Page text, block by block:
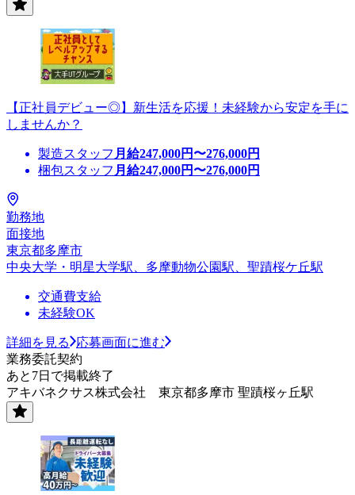
【正社員デビュー◎】新生活を応援！未経験から安定を手に
しませんか？
製造スタッフ 月給247,000円〜276,000円
梱包スタッフ 月給247,000円〜276,000円
勤務地
面接地
東京都多摩市
中央大学・明星大学駅、多摩動物公園駅、聖蹟桜ケ丘駅
交通費支給
未経験OK
詳細を見る
応募画面に進む
業務委託契約
あと7日で掲載終了
アキバネクサス株式会社 東京都多摩市 聖蹟桜ヶ丘駅